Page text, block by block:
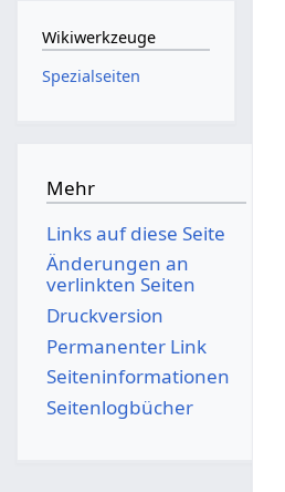
Wikiwerkzeuge
Spezialseiten
Mehr
Links auf diese Seite
Änderungen an
verlinkten Seiten
Druckversion
Permanenter Link
Seiten­­informationen
Seitenlogbücher